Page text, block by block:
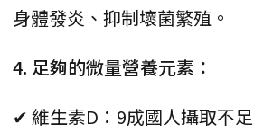
身體發炎、抑制壞菌繁殖。
4. 足夠的微量營養元素：
✔ 維生素D：9成國人攝取不